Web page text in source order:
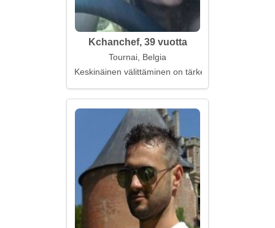
Kchanchef, 39 vuotta
Tournai, Belgia
Keskinäinen välittäminen on tärkeää ihmissuhteissa